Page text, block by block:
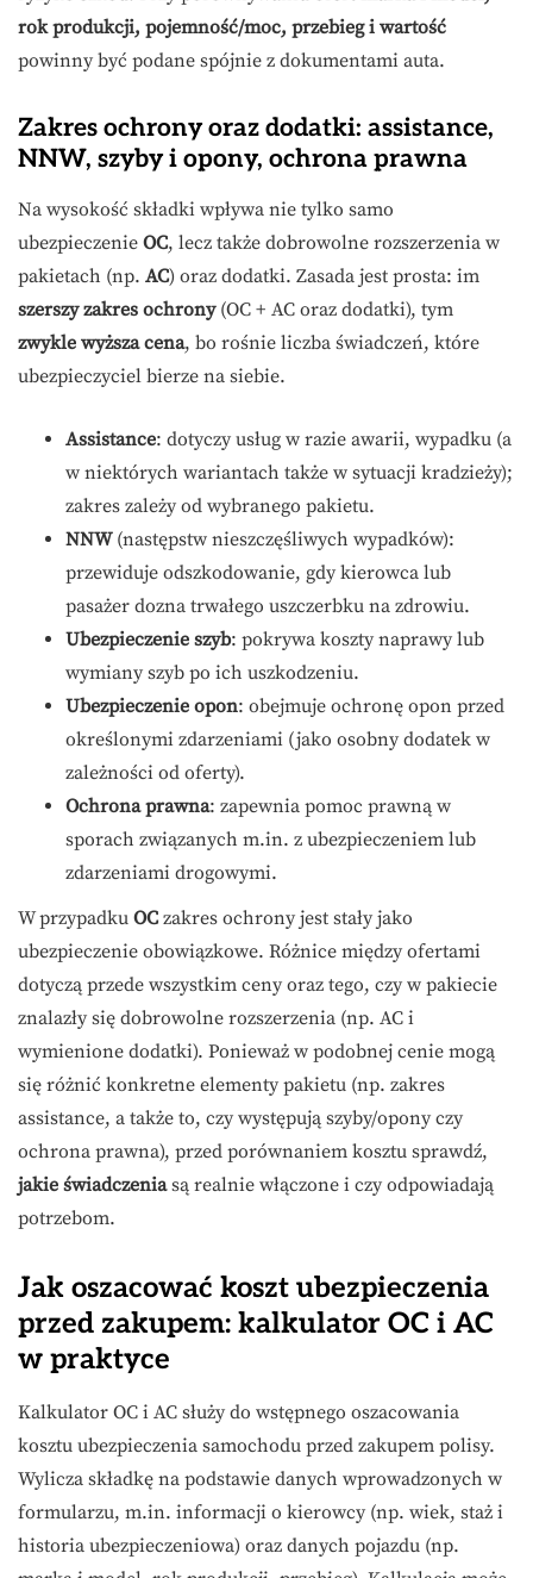
rok produkcji, pojemność/moc, przebieg i wartość
powinny być podane spójnie z dokumentami auta.
Zakres ochrony oraz dodatki: assistance,
NNW, szyby i opony, ochrona prawna
Na wysokość składki wpływa nie tylko samo
ubezpieczenie OC, lecz także dobrowolne rozszerzenia w
pakietach (np. AC) oraz dodatki. Zasada jest prosta: im
szerszy zakres ochrony(OC + AC oraz dodatki), tym
zwykle wyższa cena, bo rośnie liczba świadczeń, które
ubezpieczyciel bierze na siebie.
Assistance: dotyczy usług w razie awarii, wypadku (a
w niektórych wariantach także w sytuacji kradzieży);
zakres zależy od wybranego pakietu.
NNW(następstw nieszczęśliwych wypadków):
przewiduje odszkodowanie, gdy kierowca lub
pasażer dozna trwałego uszczerbku na zdrowiu.
Ubezpieczenie szyb: pokrywa koszty naprawy lub
wymiany szyb po ich uszkodzeniu.
Ubezpieczenie opon: obejmuje ochronę opon przed
określonymi zdarzeniami (jako osobny dodatek w
zależności od oferty).
Ochrona prawna: zapewnia pomoc prawną w
sporach związanych m.in. z ubezpieczeniem lub
zdarzeniami drogowymi.
W przypadku OC zakres ochrony jest stały jako
ubezpieczenie obowiązkowe. Różnice między ofertami
dotyczą przede wszystkim ceny oraz tego, czy w pakiecie
znalazły się dobrowolne rozszerzenia (np. AC i
wymienione dodatki). Ponieważ w podobnej cenie mogą
się różnić konkretne elementy pakietu (np. zakres
assistance, a także to, czy występują szyby/opony czy
ochrona prawna), przed porównaniem kosztu sprawdź,
jakie świadczeniasą realnie włączone i czy odpowiadają
potrzebom.
Jak oszacować koszt ubezpieczenia
przed zakupem: kalkulator OC i AC
w praktyce
Kalkulator OC i AC służy do wstępnego oszacowania
kosztu ubezpieczenia samochodu przed zakupem polisy.
Wylicza składkę na podstawie danych wprowadzonych w
formularzu, m.in. informacji o kierowcy (np. wiek, staż i
historia ubezpieczeniowa) oraz danych pojazdu (np.